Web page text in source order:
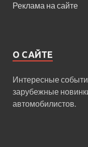
Реклама на сайте
О САЙТЕ
Интересные
зарубежные
автомобилистов.